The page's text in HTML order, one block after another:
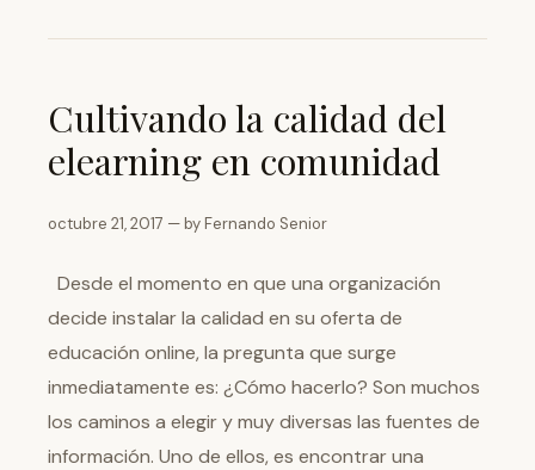
Cultivando la calidad del
elearning en comunidad
octubre 21, 2017 — by Fernando Senior
Desde el momento en que una organización
decide instalar la calidad en su oferta de
educación online, la pregunta que surge
inmediatamente es: ¿Cómo hacerlo? Son muchos
los caminos a elegir y muy diversas las fuentes de
información. Uno de ellos, es encontrar una